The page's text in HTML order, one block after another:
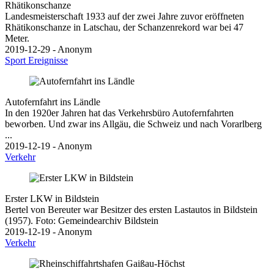
Rhätikonschanze
Landesmeisterschaft 1933 auf der zwei Jahre zuvor eröffneten
Rhätikonschanze in Latschau, der Schanzenrekord war bei 47
Meter.
2019-12-29 - Anonym
Sport Ereignisse
Autofernfahrt ins Ländle
In den 1920er Jahren hat das Verkehrsbüro Autofernfahrten
beworben. Und zwar ins Allgäu, die Schweiz und nach Vorarlberg
...
2019-12-19 - Anonym
Verkehr
Erster LKW in Bildstein
Bertel von Bereuter war Besitzer des ersten Lastautos in Bildstein
(1957). Foto: Gemeindearchiv Bildstein
2019-12-19 - Anonym
Verkehr